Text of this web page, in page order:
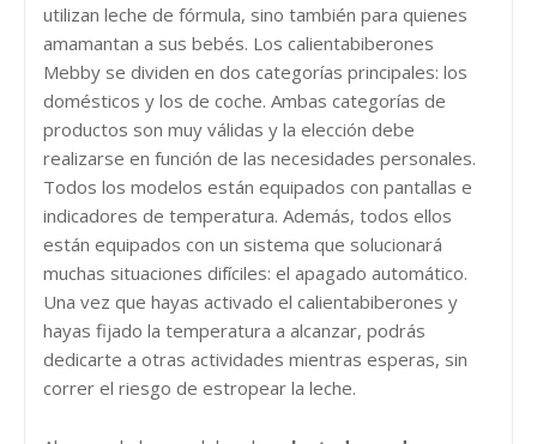
utilizan leche de fórmula, sino también para quienes
amamantan a sus bebés. Los calientabiberones
Mebby se dividen en dos categorías principales: los
domésticos y los de coche. Ambas categorías de
productos son muy válidas y la elección debe
realizarse en función de las necesidades personales.
Todos los modelos están equipados con pantallas e
indicadores de temperatura. Además, todos ellos
están equipados con un sistema que solucionará
muchas situaciones difíciles: el apagado automático.
Una vez que hayas activado el calientabiberones y
hayas fijado la temperatura a alcanzar, podrás
dedicarte a otras actividades mientras esperas, sin
correr el riesgo de estropear la leche.